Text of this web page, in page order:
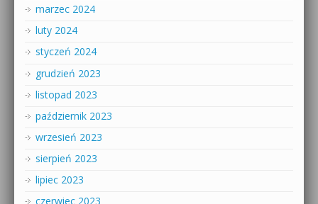
marzec 2024
luty 2024
styczeń 2024
grudzień 2023
listopad 2023
październik 2023
wrzesień 2023
sierpień 2023
lipiec 2023
czerwiec 2023